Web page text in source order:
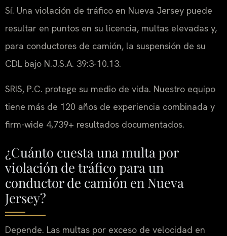
Sí. Una violación de tráfico en Nueva Jersey puede
resultar en puntos en su licencia, multas elevadas y,
para conductores de camión, la suspensión de su
CDL bajo N.J.S.A. 39:3-10.13.
SRIS, P.C. protege su medio de vida. Nuestro equipo
tiene más de 120 años de experiencia combinada y
firm-wide 4,739+ resultados documentados.
¿Cuánto cuesta una multa por
violación de tráfico para un
conductor de camión en Nueva
Jersey?
Depende. Las multas por exceso de velocidad en